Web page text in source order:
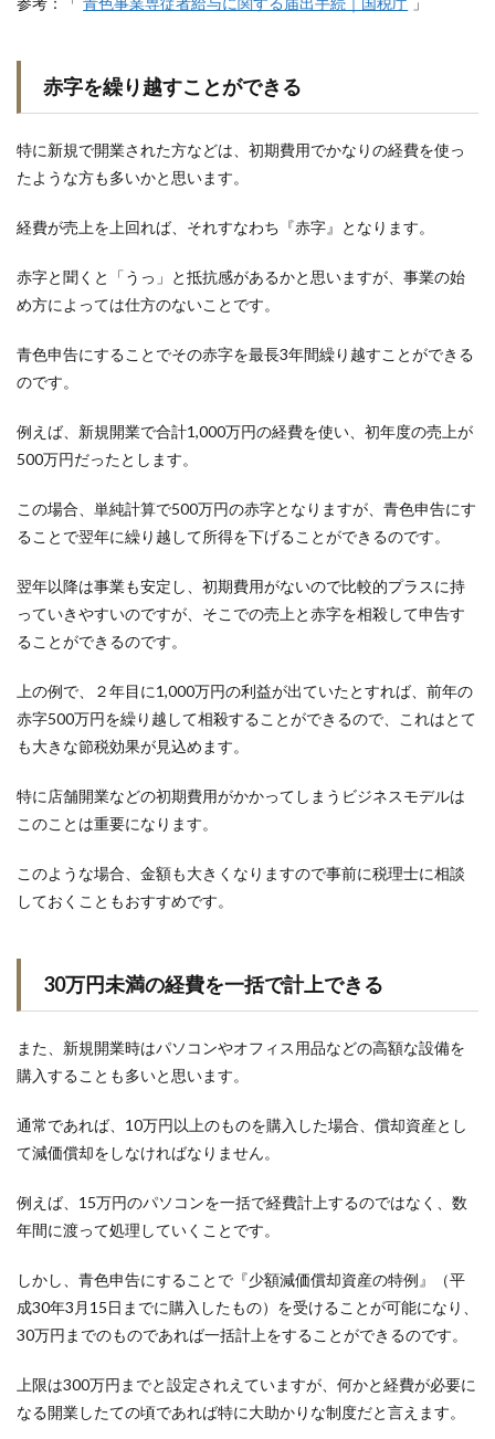
赤字を繰り越すことができる
特に新規で開業された方などは、初期費用でかなりの経費を使っ
たような方も多いかと思います。
経費が売上を上回れば、それすなわち『赤字』となります。
赤字と聞くと「うっ」と抵抗感があるかと思いますが、事業の始
め方によっては仕方のないことです。
青色申告にすることでその赤字を最長3年間繰り越すことができる
のです。
例えば、新規開業で合計1,000万円の経費を使い、初年度の売上が
500万円だったとします。
この場合、単純計算で500万円の赤字となりますが、青色申告にす
ることで翌年に繰り越して所得を下げることができるのです。
翌年以降は事業も安定し、初期費用がないので比較的プラスに持
っていきやすいのですが、そこでの売上と赤字を相殺して申告す
ることができるのです。
上の例で、２年目に1,000万円の利益が出ていたとすれば、前年の
赤字500万円を繰り越して相殺することができるので、これはとて
も大きな節税効果が見込めます。
特に店舗開業などの初期費用がかかってしまうビジネスモデルは
このことは重要になります。
このような場合、金額も大きくなりますので事前に税理士に相談
しておくこともおすすめです。
30万円未満の経費を一括で計上できる
また、新規開業時はパソコンやオフィス用品などの高額な設備を
購入することも多いと思います。
通常であれば、10万円以上のものを購入した場合、償却資産とし
て減価償却をしなければなりません。
例えば、15万円のパソコンを一括で経費計上するのではなく、数
年間に渡って処理していくことです。
しかし、青色申告にすることで『少額減価償却資産の特例』（平
成30年3月15日までに購入したもの）を受けることが可能になり、
30万円までのものであれば一括計上をすることができるのです。
上限は300万円までと設定されえていますが、何かと経費が必要に
なる開業したての頃であれば特に大助かりな制度だと言えます。